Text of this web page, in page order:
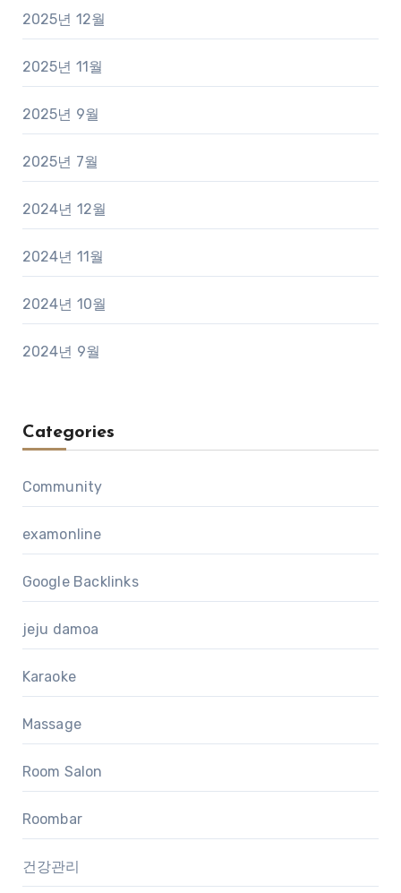
2025년 12월
2025년 11월
2025년 9월
2025년 7월
2024년 12월
2024년 11월
2024년 10월
2024년 9월
Categories
Community
examonline
Google Backlinks
jeju damoa
Karaoke
Massage
Room Salon
Roombar
건강관리